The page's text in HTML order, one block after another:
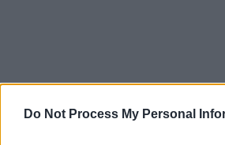
Do Not Process My Personal